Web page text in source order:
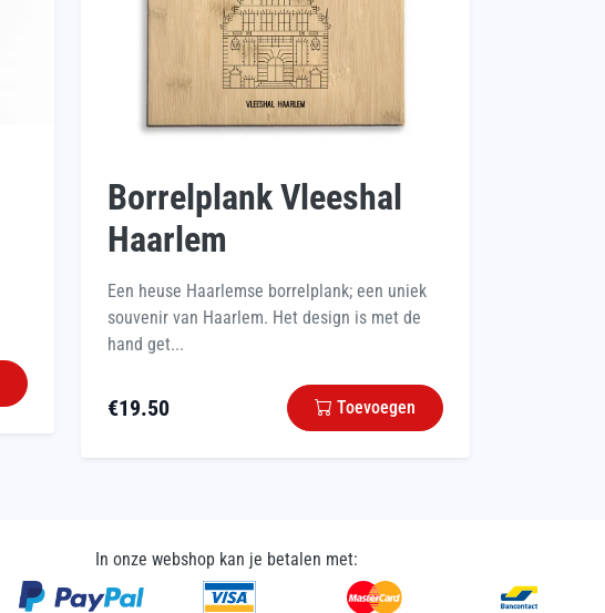
Borrelplank Vleeshal
Haarlem
Een heuse Haarlemse borrelplank; een uniek
souvenir van Haarlem. Het design is met de
hand get...
€19.50 Toevoegen
In onze webshop kan je betalen met: